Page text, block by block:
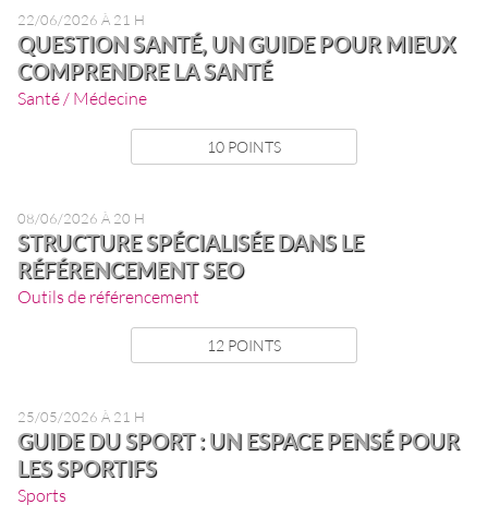
22/06/2026 À 21 H
QUESTION SANTÉ, UN GUIDE POUR MIEUX
COMPRENDRE LA SANTÉ
Santé / Médecine
10 POINTS
08/06/2026 À 20 H
STRUCTURE SPÉCIALISÉE DANS LE
RÉFÉRENCEMENT SEO
Outils de référencement
12 POINTS
25/05/2026 À 21 H
GUIDE DU SPORT : UN ESPACE PENSÉ POUR
LES SPORTIFS
Sports